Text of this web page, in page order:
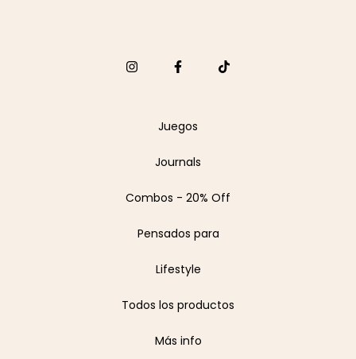
Juegos
Journals
Combos - 20% Off
Pensados para
Lifestyle
Todos los productos
Más info